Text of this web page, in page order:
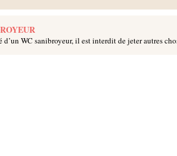
d’un WC sanibroyeur, il est interdit de jeter autres